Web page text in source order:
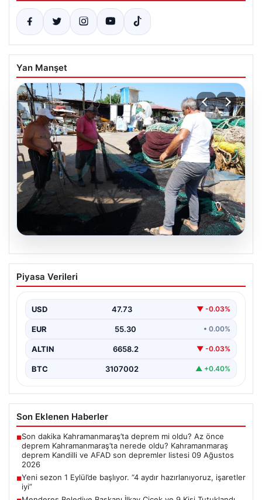
Yan Manşet
Yeni sezon 1 Eylül’de başlıyor. “4 aydır
hazırlanıyoruz, işaretler iyi”
Piyasa Verileri
USD 47.73 ▼ -0.03%
EUR 55.30 • 0.00%
ALTIN 6658.2 ▼ -0.03%
BTC 3107002 ▲ +0.40%
Son Eklenen Haberler
■Son dakika Kahramanmaraş’ta deprem mi oldu? Az önce
deprem Kahramanmaraş’ta nerede oldu? Kahramanmaraş
deprem Kandilli ve AFAD son depremler listesi 09 Ağustos
2026
■Yeni sezon 1 Eylül’de başlıyor. “4 aydır hazırlanıyoruz, işaretler
iyi”